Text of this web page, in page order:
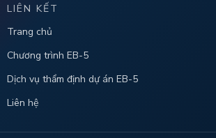
LIÊN KẾT
Trang chủ
Chương trình EB-5
Dịch vụ thẩm định dự án EB-5
Liên hệ